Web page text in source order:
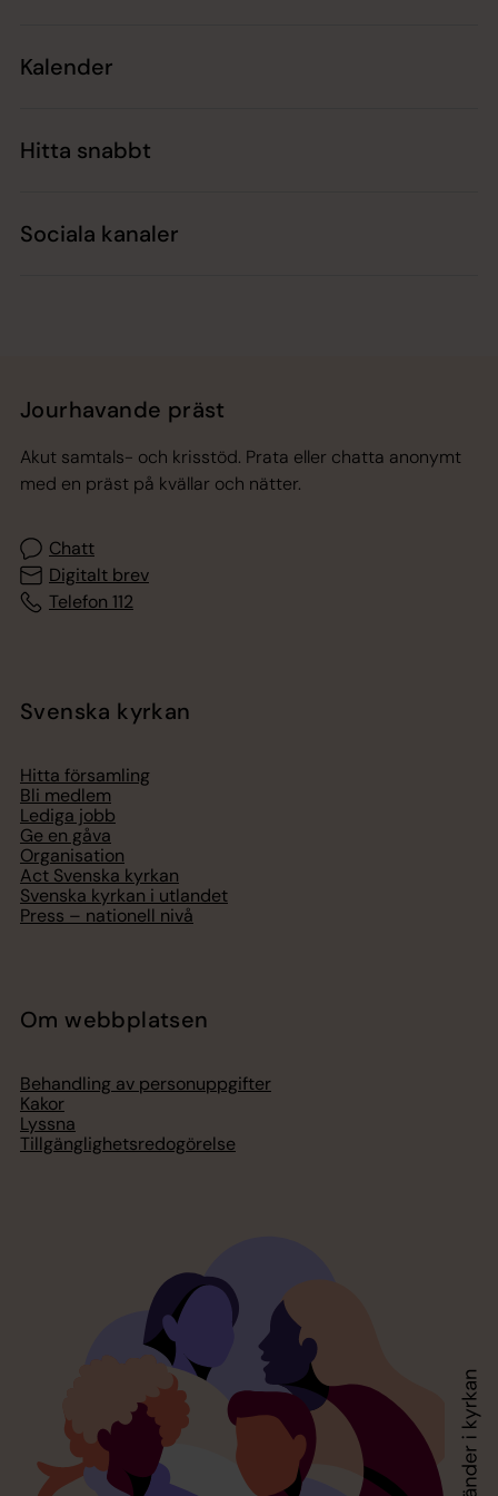
Kalender
Hitta snabbt
Sociala kanaler
Jourhavande präst
Akut samtals- och krisstöd. Prata eller chatta anonymt
med en präst på kvällar och nätter.
Chatt
Digitalt brev
Telefon 112
Svenska kyrkan
Hitta församling
Bli medlem
Lediga jobb
Ge en gåva
Organisation
Act Svenska kyrkan
Svenska kyrkan i utlandet
Press – nationell nivå
Om webbplatsen
Behandling av personuppgifter
Kakor
Lyssna
Tillgänglighetsredogörelse